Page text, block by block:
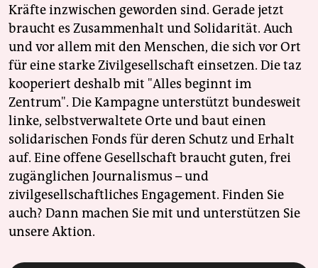
Kräfte inzwischen geworden sind. Gerade jetzt
braucht es Zusammenhalt und Solidarität. Auch
und vor allem mit den Menschen, die sich vor Ort
für eine starke Zivilgesellschaft einsetzen. Die taz
kooperiert deshalb mit "Alles beginnt im
Zentrum". Die Kampagne unterstützt bundesweit
linke, selbstverwaltete Orte und baut einen
solidarischen Fonds für deren Schutz und Erhalt
auf. Eine offene Gesellschaft braucht guten, frei
zugänglichen Journalismus – und
zivilgesellschaftliches Engagement. Finden Sie
auch? Dann machen Sie mit und unterstützen Sie
unsere Aktion.